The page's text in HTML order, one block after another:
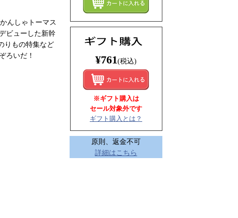
んしゃトーマス
ビューした新幹
りもの特集など
ろいだ！
¥761(税込)
※ギフト購入は
セール対象外です
ギフト購入とは？
原則、返金不可
詳細はこちら